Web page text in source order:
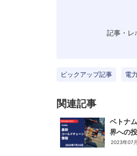
記事・レ
ピックアップ記事 電
関連記事
ベトナ
界への
2023年07